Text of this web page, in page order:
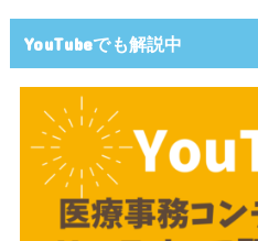
YouTubeでも解説中